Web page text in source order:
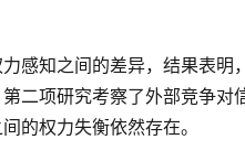
感知之间的差异，结果表明
二项研究考察了外部竞争对
的权力失衡依然存在。